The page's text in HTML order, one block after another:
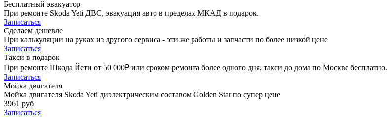
Бесплатный эвакуатор
При ремонте Skoda Yeti ДВС, эвакуация авто в пределах МКАД в подарок.
Записаться
Сделаем дешевле
При калькуляции на руках из другого сервиса - эти же работы и запчасти по более низкой цене
Записаться
Такси в подарок
При ремонте Шкода Йети от 50 000₽ или сроком ремонта более одного дня, такси до дома по Москве бесплатно.
Записаться
Мойка двигателя
Мойка двигателя Skoda Yeti диэлектрическим составом Golden Star по супер цене
3961 руб
Записаться